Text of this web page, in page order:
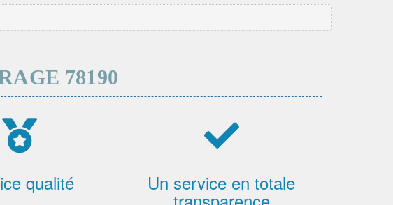
78190
qualité Un service en totale